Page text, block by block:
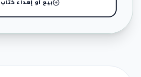
بيع أو إهداء كتاب